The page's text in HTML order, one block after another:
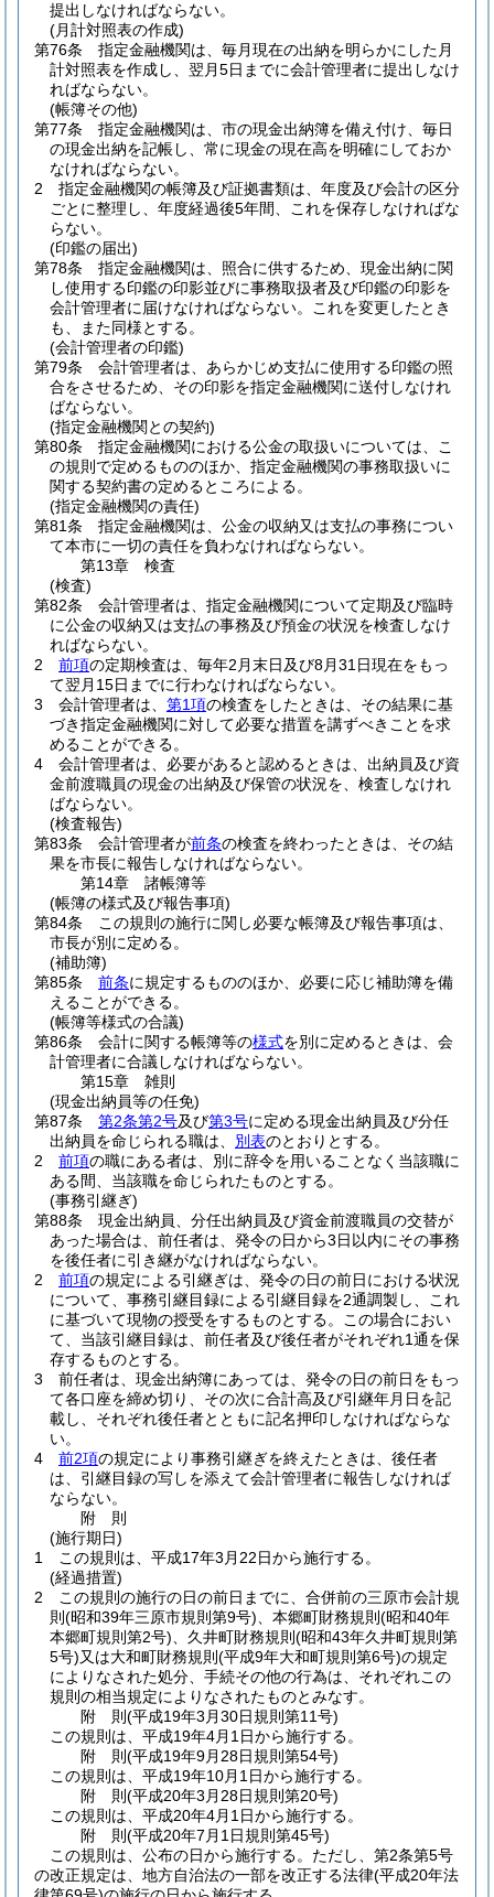
提出しなければならない。
(月計対照表の作成)
第76条
指定金融機関は、毎月現在の出納を明らかにした月
計対照表を作成し、翌月5日までに会計管理者に提出しなけ
ればならない。
(帳簿その他)
第77条
指定金融機関は、市の現金出納簿を備え付け、毎日
の現金出納を記帳し、常に現金の現在高を明確にしておか
なければならない。
2
指定金融機関の帳簿及び証拠書類は、年度及び会計の区分
ごとに整理し、年度経過後5年間、これを保存しなければな
らない。
(印鑑の届出)
第78条
指定金融機関は、照合に供するため、現金出納に関
し使用する印鑑の印影並びに事務取扱者及び印鑑の印影を
会計管理者に届けなければならない。
これを変更したとき
も、また同様とする。
(会計管理者の印鑑)
第79条
会計管理者は、あらかじめ支払に使用する印鑑の照
合をさせるため、その印影を指定金融機関に送付しなけれ
ばならない。
(指定金融機関との契約)
第80条
指定金融機関における公金の取扱いについては、こ
の規則で定めるもののほか、指定金融機関の事務取扱いに
関する契約書の定めるところによる。
(指定金融機関の責任)
第81条
指定金融機関は、公金の収納又は支払の事務につい
て本市に一切の責任を負わなければならない。
第13章
検査
(検査)
第82条
会計管理者は、指定金融機関について定期及び臨時
に公金の収納又は支払の事務及び預金の状況を検査しなけ
ればならない。
2
前項の定期検査は、毎年2月末日及び8月31日現在をもっ
て翌月15日までに行わなければならない。
3
会計管理者は、 第1項の検査をしたときは、その結果に基
づき指定金融機関に対して必要な措置を講ずべきことを求
めることができる。
4
会計管理者は、必要があると認めるときは、出納員及び資
金前渡職員の現金の出納及び保管の状況を、検査しなけれ
ばならない。
(検査報告)
第83条
会計管理者が前条の検査を終わったときは、その結
果を市長に報告しなければならない。
第14章
諸帳簿等
(帳簿の様式及び報告事項)
第84条
この規則の施行に関し必要な帳簿及び報告事項は、
市長が別に定める。
(補助簿)
第85条
前条に規定するもののほか、必要に応じ補助簿を備
えることができる。
(帳簿等様式の合議)
第86条
会計に関する帳簿等の様式を別に定めるときは、会
計管理者に合議しなければならない。
第15章
雑則
(現金出納員等の任免)
第87条
第2条第2号及び第3号に定める現金出納員及び分任
出納員を命じられる職は、 別表のとおりとする。
2
前項の職にある者は、別に辞令を用いることなく当該職に
ある間、当該職を命じられたものとする。
(事務引継ぎ)
第88条
現金出納員、分任出納員及び資金前渡職員の交替が
あった場合は、前任者は、発令の日から3日以内にその事務
を後任者に引き継がなければならない。
2
前項の規定による引継ぎは、発令の日の前日における状況
について、事務引継目録による引継目録を2通調製し、これ
に基づいて現物の授受をするものとする。
この場合におい
て、当該引継目録は、前任者及び後任者がそれぞれ1通を保
存するものとする。
3
前任者は、現金出納簿にあっては、発令の日の前日をもっ
て各口座を締め切り、その次に合計高及び引継年月日を記
載し、それぞれ後任者とともに記名押印しなければならな
い。
4
前2項の規定により事務引継ぎを終えたときは、後任者
は、引継目録の写しを添えて会計管理者に報告しなければ
ならない。
附 則
(施行期日)
1
この規則は、平成17年3月22日から施行する。
(経過措置)
2
この規則の施行の日の前日までに、合併前の三原市会計規
則 (昭和39年三原市規則第9号) 、本郷町財務規則 (昭和40年
本郷町規則第2号) 、久井町財務規則 (昭和43年久井町規則第
5号)又は大和町財務規則 (平成9年大和町規則第6号)の規定
によりなされた処分、手続その他の行為は、それぞれこの
規則の相当規定によりなされたものとみなす。
附 則(平成19年3月30日規則第11号)
この規則は、平成19年4月1日から施行する。
附 則(平成19年9月28日規則第54号)
この規則は、平成19年10月1日から施行する。
附 則(平成20年3月28日規則第20号)
この規則は、平成20年4月1日から施行する。
附 則(平成20年7月1日規則第45号)
この規則は、公布の日から施行する。 ただし、第2条第5号
の改正規定は、地方自治法の一部を改正する法律(平成20年法